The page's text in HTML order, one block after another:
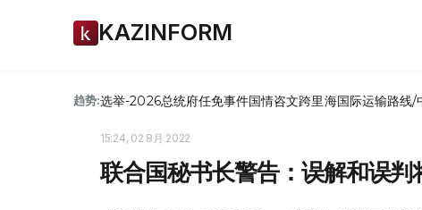
KAZINFORM
趋势:选举-2026总统府任免事件国情咨文跨里海国际运输路线/
15:24, 02 8月 2022
联合国秘书长警告：误解和误